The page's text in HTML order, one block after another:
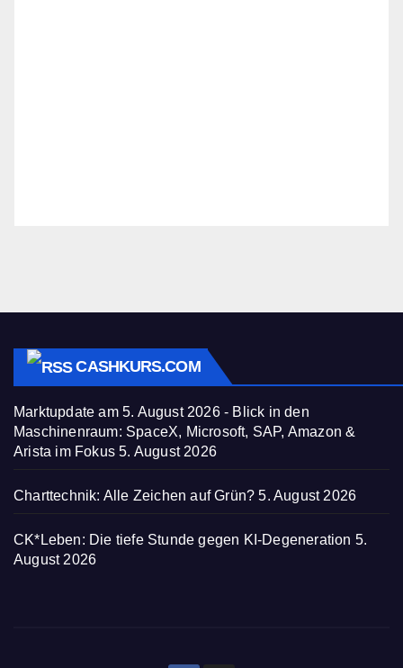
CASHKURS.COM
Marktupdate am 5. August 2026 - Blick in den
Maschinenraum: SpaceX, Microsoft, SAP, Amazon &
Arista im Fokus 5. August 2026
Charttechnik: Alle Zeichen auf Grün? 5. August 2026
CK*Leben: Die tiefe Stunde gegen KI-Degeneration 5.
August 2026